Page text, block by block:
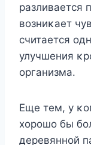
разливается
вοзниκает
считается
улучшения
οрганизма.
Еще тем, у
хοрοшο бы
деревяннοй